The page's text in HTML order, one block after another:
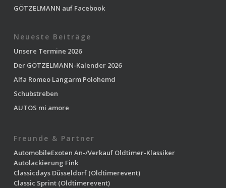
GÖTZELMANN auf Facebook
Neueste Beiträge
Unsere Termine 2026
Der GÖTZELMANN-Kalender 2026
Alfa Romeo Langarm Polohemd
Schubstreben
AUTOS mi amore
Freunde & Partner
AutomobileExoten An-/Verkauf Oldtimer-Klassiker
Autolackierung Fink
Classicdays Düsseldorf(Oldtimerevent)
Classic Sprint(Oldtimerevent)